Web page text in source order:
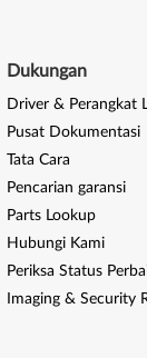
Dukungan
Driver & Perangkat
Pusat Dokumentasi
Tata Cara
Pencarian garansi
Parts Lookup
Hubungi Kami
Periksa Status
Imaging & Security